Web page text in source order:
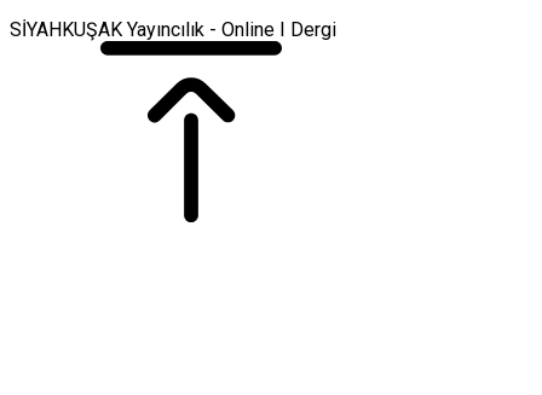
SİYAHKUŞAK Yayıncılık - Online I Dergi